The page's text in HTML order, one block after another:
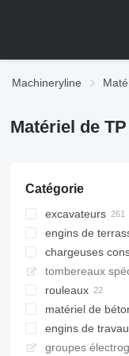
Machineryline
Matériel de
Catégorie
excavateurs
mini-pelles
pelles sur
pelles sur
midi pelles
pelles de
engins de
plaques
compacteurs
pilonneuses
chargeuses
chargeuses
chargeuses
chariots
mini-
chargeuses
tombereaux
mini
camions-
tombereaux
tombereaux
rouleaux
mini
rouleaux
compacteurs
matériel de
vibrateurs à
bétonnières
engins de
scies à sol
groupes